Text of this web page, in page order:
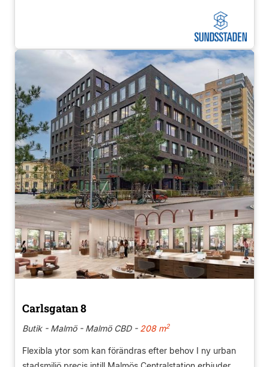
Carlsgatan 8
Butik - Malmö - Malmö CBD -208 m2
Flexibla ytor som kan förändras efter behov I ny urban